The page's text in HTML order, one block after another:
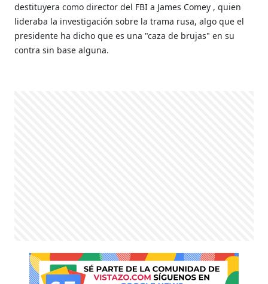
destituyera como director del FBI a James Comey , quien
lideraba la investigación sobre la trama rusa, algo que el
presidente ha dicho que es una "caza de brujas" en su
contra sin base alguna.